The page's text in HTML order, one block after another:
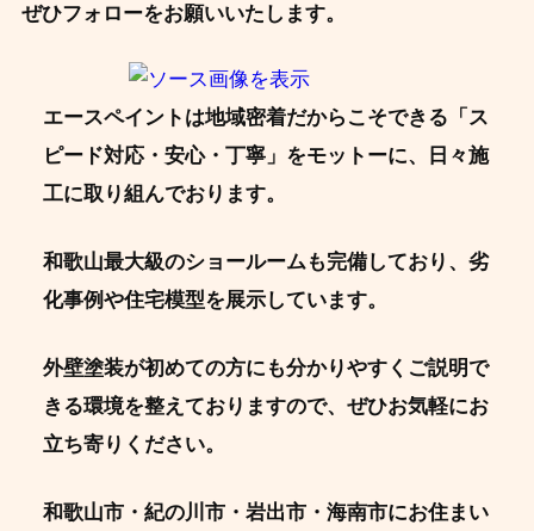
ぜひフォローをお願いいたします。
エースペイントは地域密着だからこそできる「ス
ピード対応・安心・丁寧」をモットーに、日々施
工に取り組んでおります。
和歌山最大級のショールームも完備しており、劣
化事例や住宅模型を展示しています。
外壁塗装が初めての方にも分かりやすくご説明で
きる環境を整えておりますので、ぜひお気軽にお
立ち寄りください。
和歌山市・紀の川市・岩出市・海南市にお住まい